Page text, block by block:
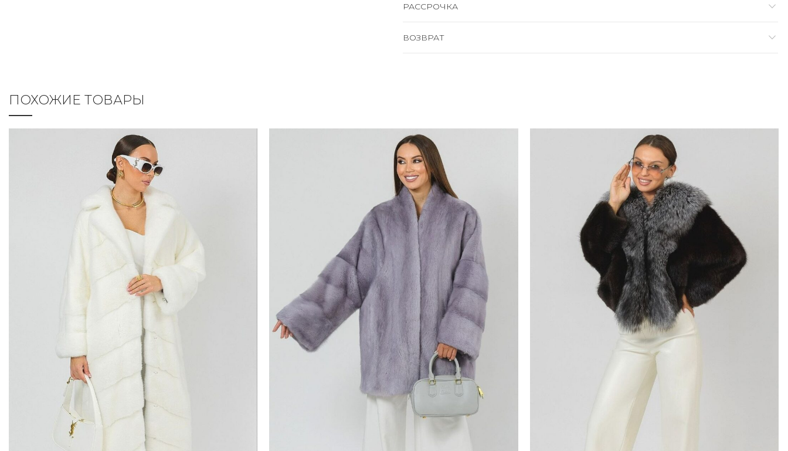
РАССРОЧКА
ВОЗВРАТ
ПОХОЖИЕ ТОВАРЫ